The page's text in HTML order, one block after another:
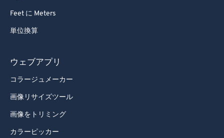
Feet に Meters
単位換算
ウェブアプリ
コラージュメーカー
画像リサイズツール
画像をトリミング
カラーピッカー